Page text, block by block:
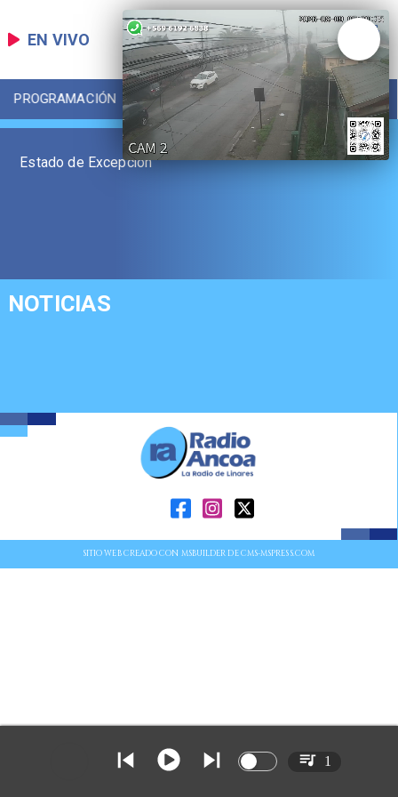
EN VIVO
PROGRAMACIÓN LOCAL DEPORTES
Estado de Excepción
NOTICIAS
SITIO WEB CREADO CON MSBUILDER DE CMS-MSPRESS.COM
1